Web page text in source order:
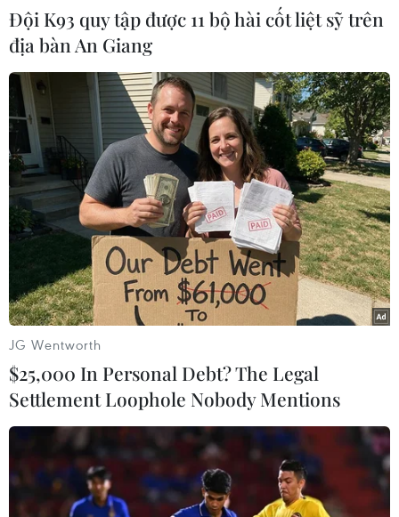
Đã có 130 người trên du thuyền Diamond
Princess nhiễm nCoV
Theo TBS, tổng số ca bị nhiễm chủng mới của virus
corona trên du thuyền Diamond Princess, cập cảng
Yokohama, phía Nam Tokyo của Nhật Bản, đã lên tới
130 người.
Đội K93 quy tập được 11 bộ hài cốt liệt sỹ trên
địa bàn An Giang
JG Wentworth
$25,000 In Personal Debt? The Legal
Settlement Loophole Nobody Mentions